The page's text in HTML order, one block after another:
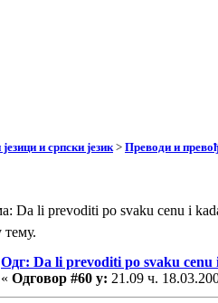
и српски језик > Преводи и
Da li prevoditi po svaku cenu i
тему.
Одг: Da li prevoditi po svaku cenu
« Одговор #60 у: 21.09 ч.